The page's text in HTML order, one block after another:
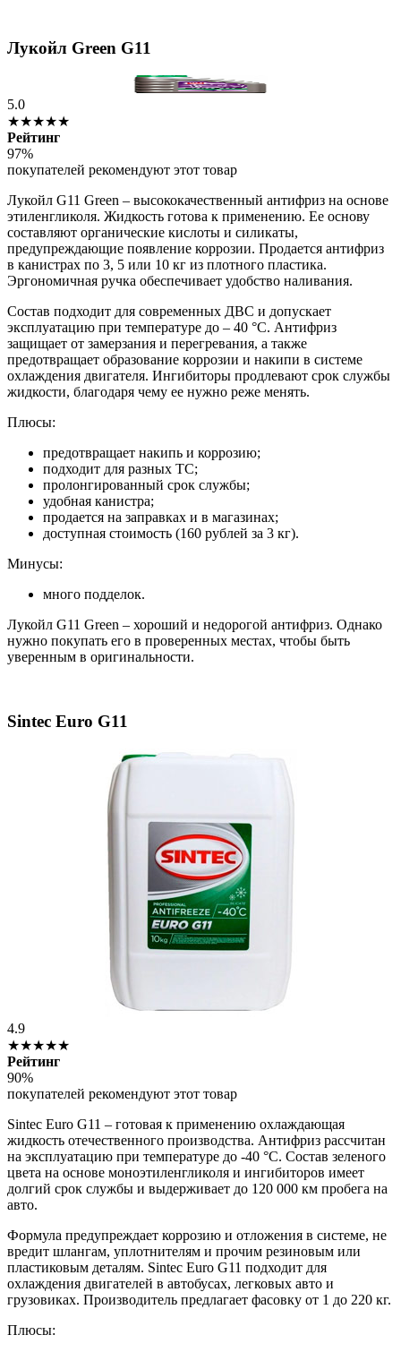
Лукойл Green G11
5.0
★★★★★
Рейтинг
97%
покупателей рекомендуют этот товар
Лукойл G11 Green – высококачественный антифриз на основе
этиленгликоля. Жидкость готова к применению. Ее основу
составляют органические кислоты и силикаты,
предупреждающие появление коррозии. Продается антифриз
в канистрах по 3, 5 или 10 кг из плотного пластика.
Эргономичная ручка обеспечивает удобство наливания.
Состав подходит для современных ДВС и допускает
эксплуатацию при температуре до – 40 °С. Антифриз
защищает от замерзания и перегревания, а также
предотвращает образование коррозии и накипи в системе
охлаждения двигателя. Ингибиторы продлевают срок службы
жидкости, благодаря чему ее нужно реже менять.
Плюсы:
предотвращает накипь и коррозию;
подходит для разных ТС;
пролонгированный срок службы;
удобная канистра;
продается на заправках и в магазинах;
доступная стоимость (160 рублей за 3 кг).
Минусы:
много подделок.
Лукойл G11 Green – хороший и недорогой антифриз. Однако
нужно покупать его в проверенных местах, чтобы быть
уверенным в оригинальности.
Sintec Euro G11
4.9
★★★★★
Рейтинг
90%
покупателей рекомендуют этот товар
Sintec Euro G11 – готовая к применению охлаждающая
жидкость отечественного производства. Антифриз рассчитан
на эксплуатацию при температуре до -40 °C. Состав зеленого
цвета на основе моноэтиленгликоля и ингибиторов имеет
долгий срок службы и выдерживает до 120 000 км пробега на
авто.
Формула предупреждает коррозию и отложения в системе, не
вредит шлангам, уплотнителям и прочим резиновым или
пластиковым деталям. Sintec Euro G11 подходит для
охлаждения двигателей в автобусах, легковых авто и
грузовиках. Производитель предлагает фасовку от 1 до 220 кг.
Плюсы: